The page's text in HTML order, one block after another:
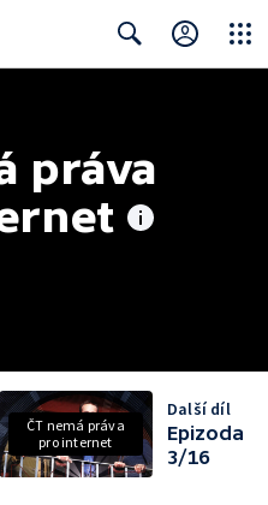
práva
ČT nemá práva
pro internet
Další díl
Epizoda
3/16